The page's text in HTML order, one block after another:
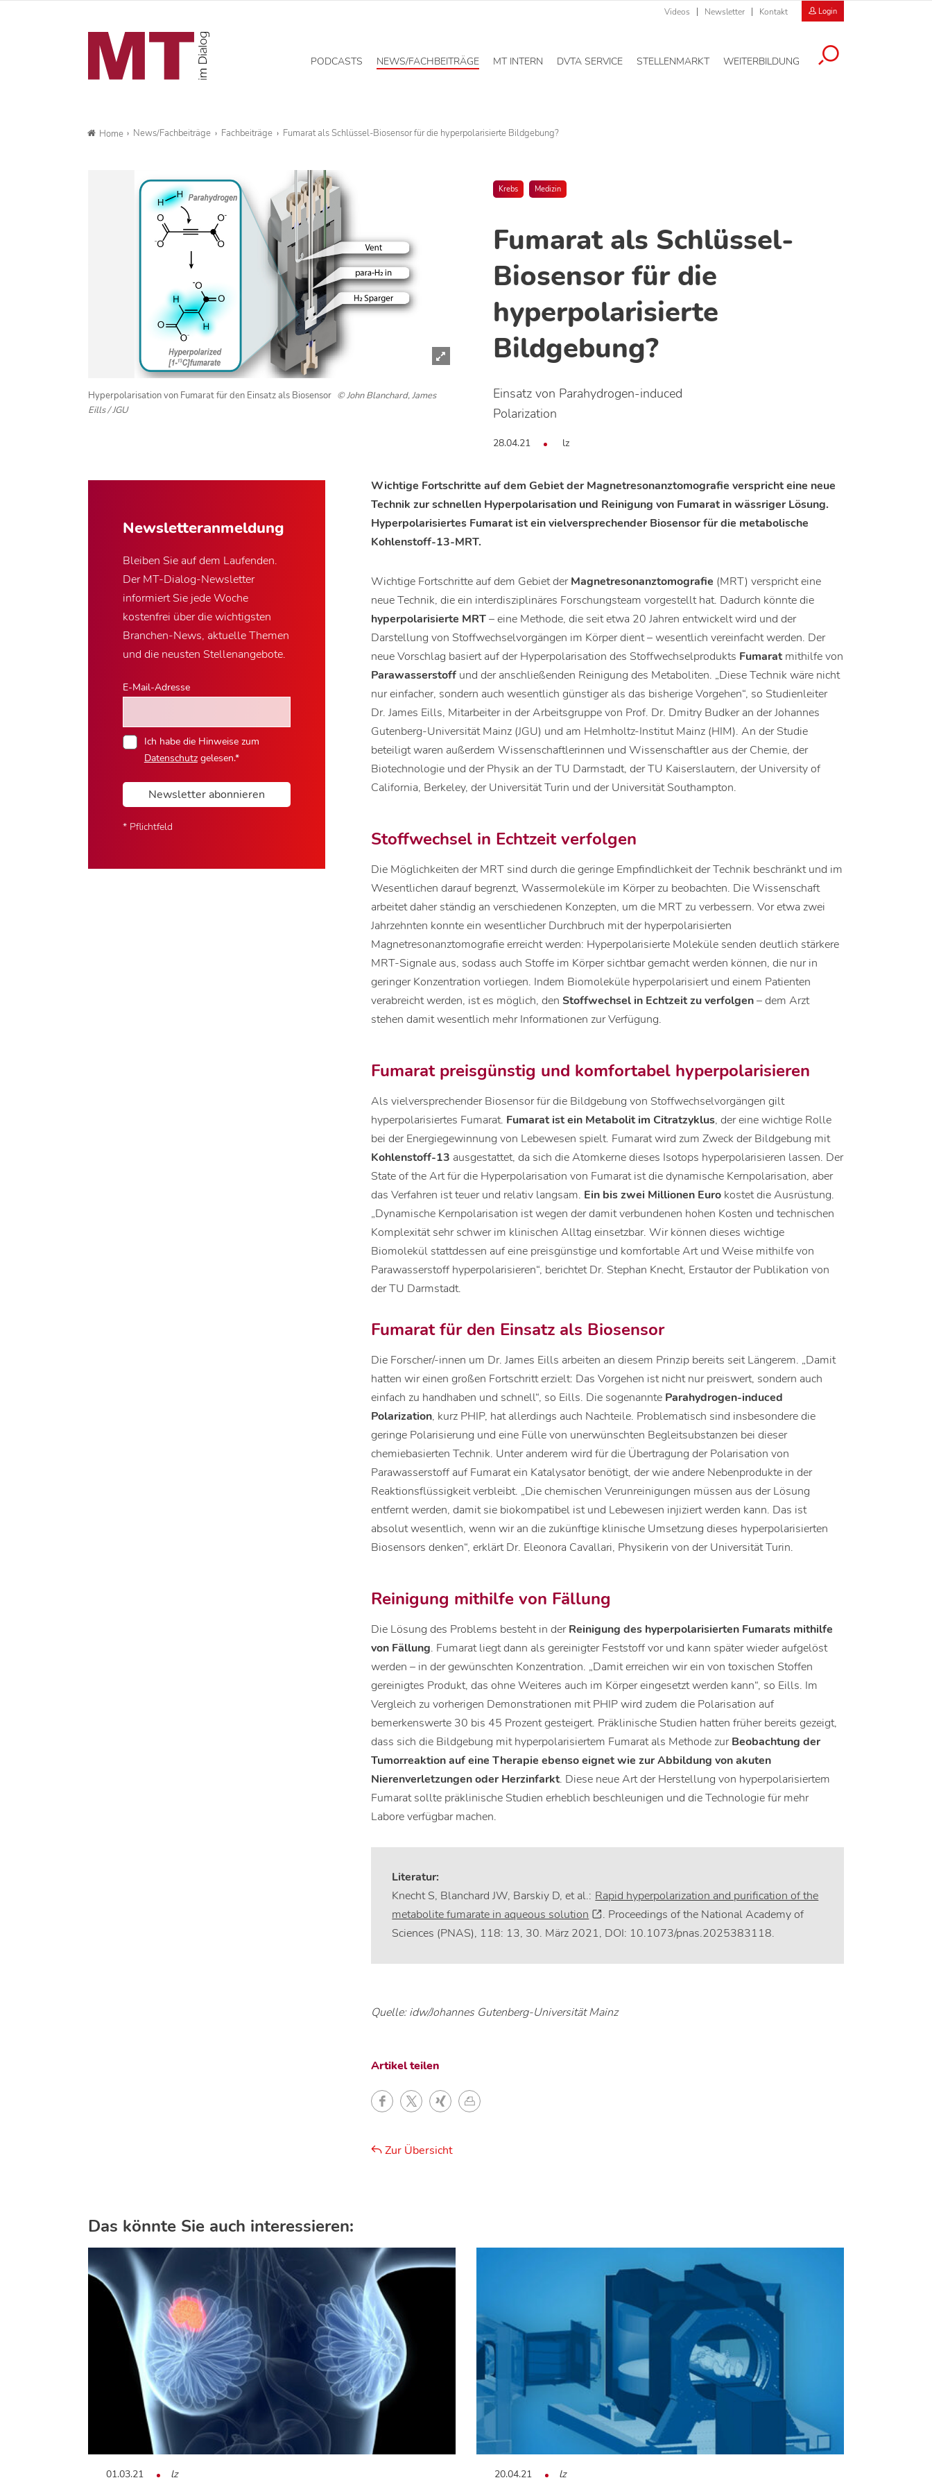
Videos Newsletter Kontakt Login
PODCASTS NEWS/FACHBEITRÄGE MT INTERN DVTA SERVICE STELLENMARKT WEITERBILDUNG
Home News/Fachbeiträge Fachbeiträge Fumarat als Schlüssel-Biosensor für die hyperpolarisierte Bildgebung?
Krebs Medizin
Fumarat als Schlüssel-
Biosensor für die
hyperpolarisierte
Bildgebung?
Einsatz von Parahydrogen-induced
Polarization
28.04.21 lz
Hyperpolarisation von Fumarat für den Einsatz als Biosensor © John Blanchard, James
Eills / JGU
Newsletter­anmeldung
Bleiben Sie auf dem Laufenden.
Der MT-Dialog-Newsletter
informiert Sie jede Woche
kostenfrei über die wichtigsten
Branchen-News, aktuelle Themen
und die neusten Stellenangebote.
E-Mail-Adresse
Ich habe die Hinweise zum
Datenschutzgelesen.*
Newsletter abonnieren
* Pflichtfeld
Wichtige Fortschritte auf dem Gebiet der Magnetresonanztomografie verspricht eine neue
Technik zur schnellen Hyperpolarisation und Reinigung von Fumarat in wässriger Lösung.
Hyperpolarisiertes Fumarat ist ein vielversprechender Biosensor für die metabolische
Kohlenstoff-13-MRT.
Wichtige Fortschritte auf dem Gebiet derMagnetresonanztomografie (MRT) verspricht eine
neue Technik, die ein interdisziplinäres Forschungsteam vorgestellt hat. Dadurch könnte die
hyperpolarisierte MRT– eine Methode, die seit etwa 20 Jahren entwickelt wird und der
Darstellung von Stoffwechselvorgängen im Körper dient – wesentlich vereinfacht werden. Der
neue Vorschlag basiert auf der Hyperpolarisation des Stoffwechselprodukts Fumaratmithilfe von
Parawasserstoff und der anschließenden Reinigung des Metaboliten. „Diese Technik wäre nicht
nur einfacher, sondern auch wesentlich günstiger als das bisherige Vorgehen“, so Studienleiter
Dr. James Eills, Mitarbeiter in der Arbeitsgruppe von Prof. Dr. Dmitry Budker an der Johannes
Gutenberg-Universität Mainz (JGU) und am Helmholtz-Institut Mainz (HIM). An der Studie
beteiligt waren außerdem Wissenschaftlerinnen und Wissenschaftler aus der Chemie, der
Biotechnologie und der Physik an der TU Darmstadt, der TU Kaiserslautern, der University of
California, Berkeley, der Universität Turin und der Universität Southampton.
Stoffwechsel in Echtzeit verfolgen
Die Möglichkeiten der MRT sind durch die geringe Empfindlichkeit der Technik beschränkt und im
Wesentlichen darauf begrenzt, Wassermoleküle im Körper zu beobachten. Die Wissenschaft
arbeitet daher ständig an verschiedenen Konzepten, um die MRT zu verbessern. Vor etwa zwei
Jahrzehnten konnte ein wesentlicher Durchbruch mit der hyperpolarisierten
Magnetresonanztomografie erreicht werden: Hyperpolarisierte Moleküle senden deutlich stärkere
MRT-Signale aus, sodass auch Stoffe im Körper sichtbar gemacht werden können, die nur in
geringer Konzentration vorliegen. Indem Biomoleküle hyperpolarisiert und einem Patienten
verabreicht werden, ist es möglich, denStoffwechsel in Echtzeit zu verfolgen– dem Arzt
stehen damit wesentlich mehr Informationen zur Verfügung.
Fumarat preisgünstig und komfortabel hyperpolarisieren
Als vielversprechender Biosensor für die Bildgebung von Stoffwechselvorgängen gilt
hyperpolarisiertes Fumarat. Fumarat ist ein Metabolit im Citratzyklus, der eine wichtige Rolle
bei der Energiegewinnung von Lebewesen spielt. Fumarat wird zum Zweck der Bildgebung mit
Kohlenstoff-13 ausgestattet, da sich die Atomkerne dieses Isotops hyperpolarisieren lassen. Der
State of the Art für die Hyperpolarisation von Fumarat ist die dynamische Kernpolarisation, aber
das Verfahren ist teuer und relativ langsam. Ein bis zwei Millionen Euro kostet die Ausrüstung.
„Dynamische Kernpolarisation ist wegen der damit verbundenen hohen Kosten und technischen
Komplexität sehr schwer im klinischen Alltag einsetzbar. Wir können dieses wichtige
Biomolekül stattdessen auf eine preisgünstige und komfortable Art und Weise mithilfe von
Parawasserstoff hyperpolarisieren“, berichtet Dr. Stephan Knecht, Erstautor der Publikation von
der TU Darmstadt.
Fumarat für den Einsatz als Biosensor
Die Forscher/-innen um Dr. James Eills arbeiten an diesem Prinzip bereits seit Längerem. „Damit
hatten wir einen großen Fortschritt erzielt: Das Vorgehen ist nicht nur preiswert, sondern auch
einfach zu handhaben und schnell“, so Eills. Die sogenannte Parahydrogen-induced
Polarization, kurz PHIP, hat allerdings auch Nachteile. Problematisch sind insbesondere die
geringe Polarisierung und eine Fülle von unerwünschten Begleitsubstanzen bei dieser
chemiebasierten Technik. Unter anderem wird für die Übertragung der Polarisation von
Parawasserstoff auf Fumarat ein Katalysator benötigt, der wie andere Nebenprodukte in der
Reaktionsflüssigkeit verbleibt. „Die chemischen Verunreinigungen müssen aus der Lösung
entfernt werden, damit sie biokompatibel ist und Lebewesen injiziert werden kann. Das ist
absolut wesentlich, wenn wir an die zukünftige klinische Umsetzung dieses hyperpolarisierten
Biosensors denken“, erklärt Dr. Eleonora Cavallari, Physikerin von der Universität Turin.
Reinigung mithilfe von Fällung
Die Lösung des Problems besteht in derReinigung des hyperpolarisierten Fumarats mithilfe
von Fällung. Fumarat liegt dann als gereinigter Feststoff vor und kann später wieder aufgelöst
werden – in der gewünschten Konzentration. „Damit erreichen wir ein von toxischen Stoffen
gereinigtes Produkt, das ohne Weiteres auch im Körper eingesetzt werden kann“, so Eills. Im
Vergleich zu vorherigen Demonstrationen mit PHIP wird zudem die Polarisation auf
bemerkenswerte 30 bis 45 Prozent gesteigert. Präklinische Studien hatten früher bereits gezeigt,
dass sich die Bildgebung mit hyperpolarisiertem Fumarat als Methode zurBeobachtung der
Tumorreaktion auf eine Therapie ebenso eignet wie zur Abbildung von akuten
Nierenverletzungen oder Herzinfarkt. Diese neue Art der Herstellung von hyperpolarisiertem
Fumarat sollte präklinische Studien erheblich beschleunigen und die Technologie für mehr
Labore verfügbar machen.
Literatur:
Knecht S, Blanchard JW, Barskiy D, et al.: Rapid hyperpolarization and purification of the
metabolite fumarate in aqueous solution
. Proceedings of the National Academy of
Sciences (PNAS), 118: 13, 30. März 2021, DOI: 10.1073/pnas.2025383118.
Quelle: idw/Johannes Gutenberg-Universität Mainz
Artikel teilen
Zur Übersicht
Das könnte Sie auch interessieren:
01.03.21 lz 20.04.21 lz